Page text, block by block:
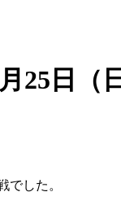
25日（
でした。